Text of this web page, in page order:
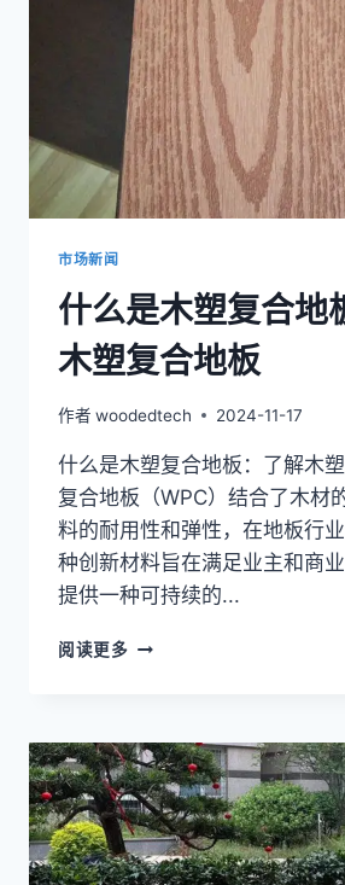
探
索
木
塑
复
合
材
料
市场新闻
什么是木塑复合地
木塑复合地板
作者 woodedtech 2024-11-17
什么是木塑复合地板：了解木
复合地板（WPC）结合了木材
料的耐用性和弹性，在地板行
种创新材料旨在满足业主和商业
提供一种可持续的...
阅读更多
塑
复
合
地
板：
了